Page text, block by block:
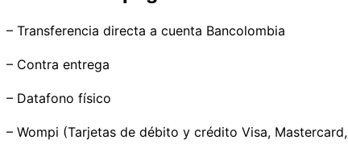
– Transferencia directa a cuenta Bancolombia
– Contra entrega
– Datafono físico
– Wompi (Tarjetas de débito y crédito Visa, Mastercard,